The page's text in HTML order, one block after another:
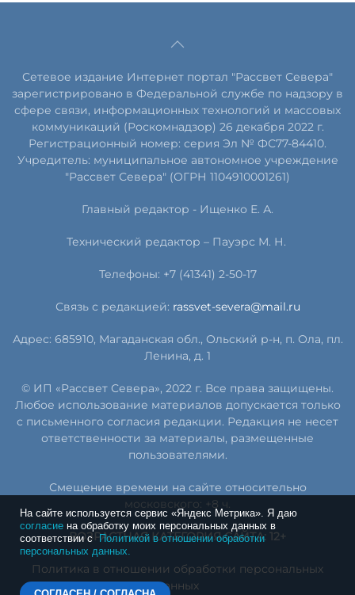
Сетевое издание Интернет портал "Рассвет Севера"
зарегистрировано в Федеральной службе по надзору в
сфере связи, информационных технологий и массовых
коммуникаций (Роскомнадзор) 26 декабря 2022 г.
Регистрационный номер: серия Эл № ФС77-84410.
Учредитель: муниципальное автономное учреждение
"Рассвет Севера" (ОГРН 1104910001261)
Главный редактор - Ищенко Е. А.
Технический редактор – Пауэрс М. Н.
Телефоны: +7 (41341) 2-50-17
Связь с редакцией: rassvet-severa@mail.ru
Адрес: 685910, Магаданская обл., Ольский р-н, п. Ола, пл.
Ленина, д. 1
© ИП «Рассвет Севера», 2022 г. Все права защищены.
Любое использование материалов допускается только
с письменного согласия редакции. Редакция не несет
ответственности за материалы, размещенные
пользователями.
Смещение времени на сайте относительно
московского: +8 ч.
ВОЗРАСТНАЯ КАТЕГОРИЯ САЙТА: 12+
Политика в отношении обработки персональных
данных
На сайте используется сервис «Яндекс Метрика». Я даю
согласие на обработку моих персональных данных в
соответствии сПолитикой в отношении обработки
персональных данных.